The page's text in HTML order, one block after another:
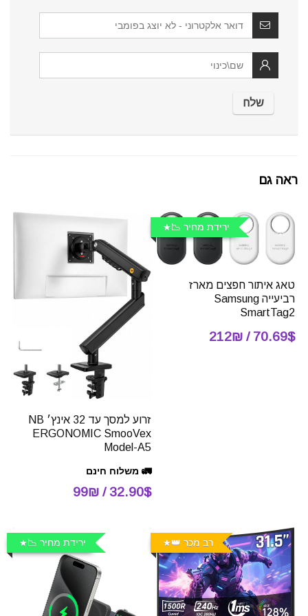
ראה גם
ירידת מחיר 📉
טאג איתור חפצים מארז
רביעייה Samsung
SmartTag2
70.69$ / 212₪
זרוע למסך עד 32 אינץ׳ NB
ERGONOMIC SmooVex
Model-A5
🚛 משלוח חינם
32.90$ / 99₪
רב מכר 👑 ירידת מחיר 📉